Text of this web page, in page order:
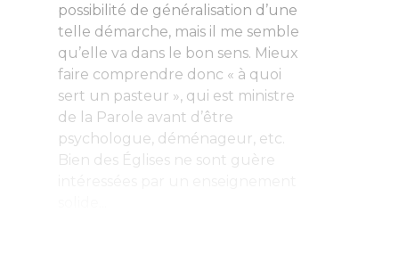
possibilité de généralisation d’une
telle démarche, mais il me semble
qu’elle va dans le bon sens. Mieux
faire comprendre donc « à quoi
sert un pasteur », qui est ministre
de la Parole avant d’être
psychologue, déménageur, etc.
Bien des Églises ne sont guère